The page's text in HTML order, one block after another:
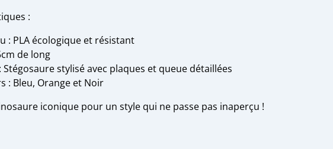
:
: PLA écologique et résistant
de long
Stégosaure stylisé avec plaques et queue détaillées
: Bleu, Orange et Noir
iconique pour un style qui ne passe pas inaperçu !